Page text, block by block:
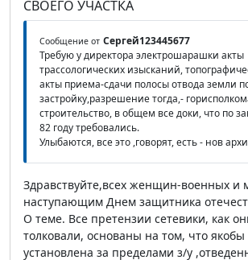
СВОЕГО УЧАСТКА
Сообщение от Сергей123445677
Требую у директора электрошарашки акты
трассологических изысканий,
акты приема-сдачи полосы отвода земли
застройку,разрешение тогда,-
строительство, в общем все доки, что по
82 году требовались.
Улыбаются, все это ,говорят, есть - нов
Здравствуйте,всех женщин-военных и
наступающим Днем защитника
О теме. Все претензии сетевики, как
толковали, основаны на том, что
установлена за пределами з/у